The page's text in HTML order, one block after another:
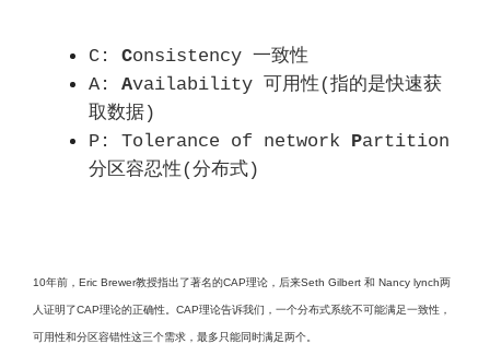
C: Consistency 一致性
A: Availability 可用性(指的是快速获
取数据)
P: Tolerance of network Partition
分区容忍性(分布式)
10年前，Eric Brewer教授指出了著名的CAP理论，后来Seth Gilbert 和 Nancy lynch两
人证明了CAP理论的正确性。CAP理论告诉我们，一个分布式系统不可能满足一致性，
可用性和分区容错性这三个需求，最多只能同时满足两个。